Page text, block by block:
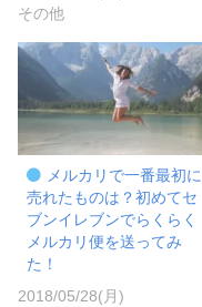
その他
メルカリで一番最初に
売れたものは？初めてセ
ブンイレブンでらくらく
メルカリ便を送ってみ
た！
2018/05/28(月)